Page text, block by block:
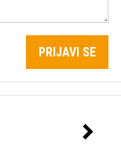
PRIJAVI SE